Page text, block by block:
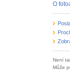
O
Není
Může